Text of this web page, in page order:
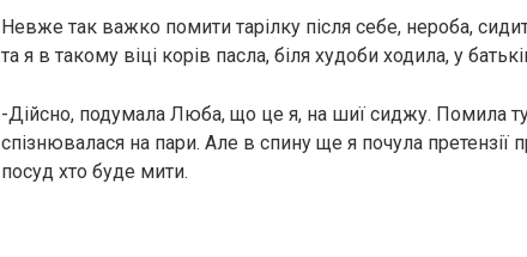
Невже так важко помити тарілку після себе, нероба,
та я в такому віці корів пасла, біля худоби ходила, у
-Дійсно, подумала Люба, що це я, на шиї сиджу. Помила
спізнювалася на пари. Але в спину ще я почула претензії
посуд хто буде мити.